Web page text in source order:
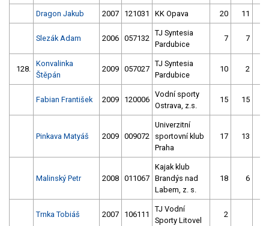
Dragon Jakub 2007 121031 KK Opava 20 11
Slezák Adam 2006 057132
TJ Syntesia
Pardubice
7 7
128.
Konvalinka
Štěpán
2009 057027
TJ Syntesia
Pardubice
10 2
Fabian František 2009 120006
Vodní sporty
Ostrava, z.s.
15 15
Pinkava Matyáš 2009 009072
Univerzitní
sportovní klub
Praha
17 13
Malinský Petr 2008 011067
Kajak klub
Brandýs nad
Labem, z. s.
18 6
Trnka Tobiáš 2007 106111
TJ Vodní
Sporty Litovel
2